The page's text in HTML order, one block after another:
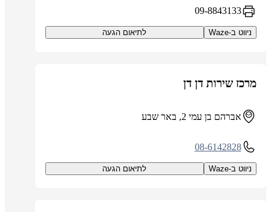
09-8843133
ניווט ב-Waze לתיאום הגעה
מרכז שירות דן דן
אברהם בן עמי 2, באר שבע
08-6142828
ניווט ב-Waze לתיאום הגעה